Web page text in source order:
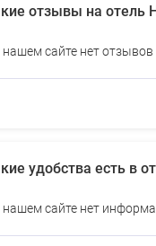
отзывы на отель
сайте нет отзывов
удобства есть в
сайте нет